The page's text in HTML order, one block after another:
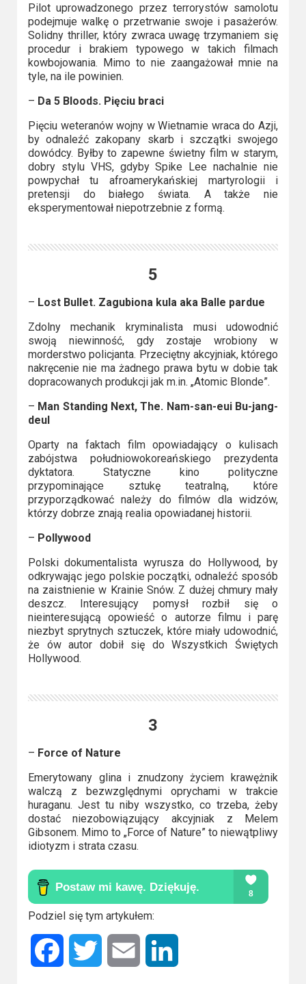
Pilot uprowadzonego przez terrorystów samolotu
podejmuje walkę o przetrwanie swoje i pasażerów.
Solidny thriller, który zwraca uwagę trzymaniem się
procedur i brakiem typowego w takich filmach
kowbojowania. Mimo to nie zaangażował mnie na
tyle, na ile powinien.
– Da 5 Bloods. Pięciu braci
Pięciu weteranów wojny w Wietnamie wraca do Azji,
by odnaleźć zakopany skarb i szczątki swojego
dowódcy. Byłby to zapewne świetny film w starym,
dobry stylu VHS, gdyby Spike Lee nachalnie nie
powpychał tu afroamerykańskiej martyrologii i
pretensji do białego świata. A także nie
eksperymentował niepotrzebnie z formą.
5
– Lost Bullet. Zagubiona kula aka Balle pardue
Zdolny mechanik kryminalista musi udowodnić
swoją niewinność, gdy zostaje wrobiony w
morderstwo policjanta. Przeciętny akcyjniak, którego
nakręcenie nie ma żadnego prawa bytu w dobie tak
dopracowanych produkcji jak m.in. „Atomic Blonde”.
– Man Standing Next, The. Nam-san-eui Bu-jang-
deul
Oparty na faktach film opowiadający o kulisach
zabójstwa południowokoreańskiego prezydenta
dyktatora. Statyczne kino polityczne
przypominające sztukę teatralną, które
przyporządkować należy do filmów dla widzów,
którzy dobrze znają realia opowiadanej historii.
– Pollywood
Polski dokumentalista wyrusza do Hollywood, by
odkrywając jego polskie początki, odnaleźć sposób
na zaistnienie w Krainie Snów. Z dużej chmury mały
deszcz. Interesujący pomysł rozbił się o
nieinteresującą opowieść o autorze filmu i parę
niezbyt sprytnych sztuczek, które miały udowodnić,
że ów autor dobił się do Wszystkich Świętych
Hollywood.
3
– Force of Nature
Emerytowany glina i znudzony życiem krawężnik
walczą z bezwzględnymi oprychami w trakcie
huraganu. Jest tu niby wszystko, co trzeba, żeby
dostać niezobowiązujący akcyjniak z Melem
Gibsonem. Mimo to „Force of Nature” to niewątpliwy
idiotyzm i strata czasu.
Podziel się tym artykułem:
Facebook Twitter Email